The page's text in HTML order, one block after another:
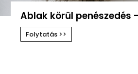
Ablak körül penészedés
Folytatás >>